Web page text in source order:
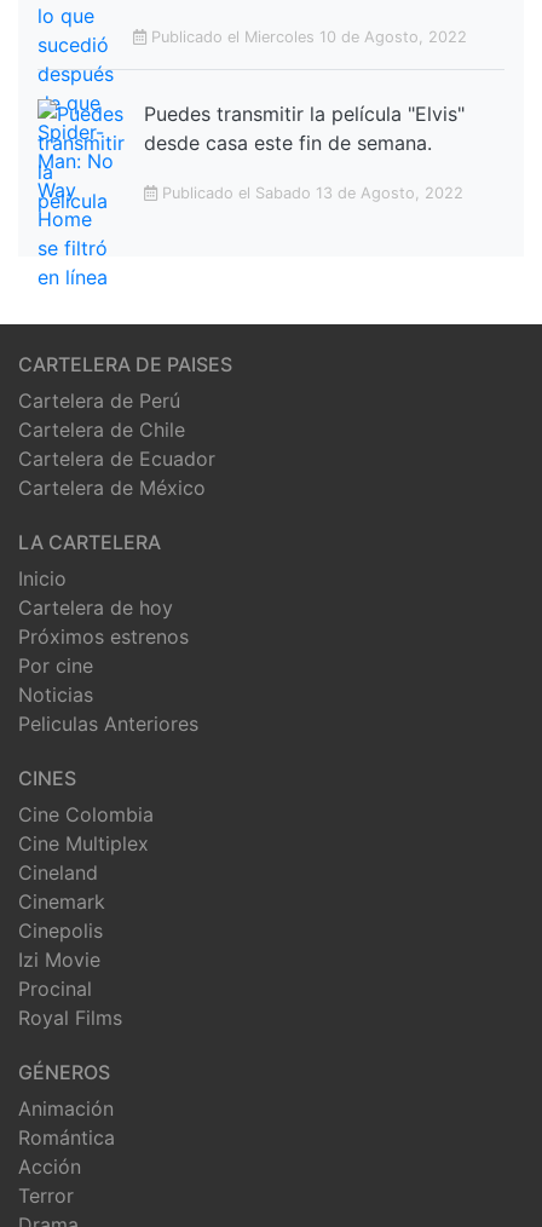
Publicado el Miercoles 10 de Agosto, 2022
Puedes transmitir la película "Elvis"
desde casa este fin de semana.
Publicado el Sabado 13 de Agosto, 2022
CARTELERA DE PAISES
Cartelera de Perú
Cartelera de Chile
Cartelera de Ecuador
Cartelera de México
LA CARTELERA
Inicio
Cartelera de hoy
Próximos estrenos
Por cine
Noticias
Peliculas Anteriores
CINES
Cine Colombia
Cine Multiplex
Cineland
Cinemark
Cinepolis
Izi Movie
Procinal
Royal Films
GÉNEROS
Animación
Romántica
Acción
Terror